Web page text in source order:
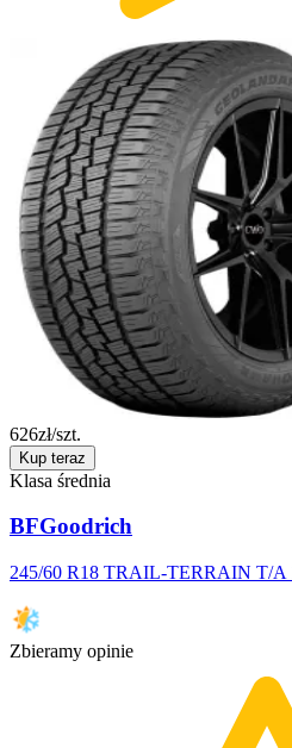
626zł/szt.
Kup teraz
Klasa średnia
BFGoodrich
245/60 R18 TRAIL-TERRAIN T/A
Zbieramy opinie